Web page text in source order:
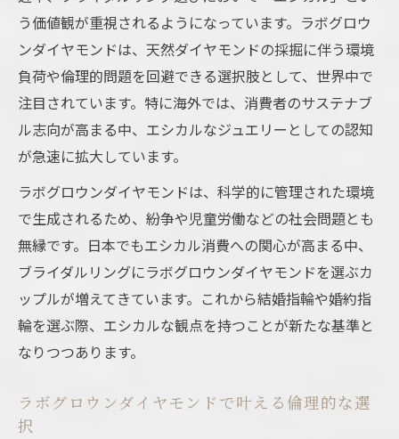
う価値観が重視されるようになっています。ラボグロウ
ンダイヤモンドは、天然ダイヤモンドの採掘に伴う環境
負荷や倫理的問題を回避できる選択肢として、世界中で
注目されています。特に海外では、消費者のサステナブ
ル志向が高まる中、エシカルなジュエリーとしての認知
が急速に拡大しています。
ラボグロウンダイヤモンドは、科学的に管理された環境
で生成されるため、紛争や児童労働などの社会問題とも
無縁です。日本でもエシカル消費への関心が高まる中、
ブライダルリングにラボグロウンダイヤモンドを選ぶカ
ップルが増えてきています。これから結婚指輪や婚約指
輪を選ぶ際、エシカルな観点を持つことが新たな基準と
なりつつあります。
ラボグロウンダイヤモンドで叶える倫理的な選
択